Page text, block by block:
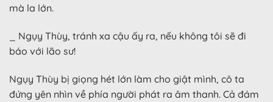
mà la lớn.
_ Ngụy Thùy, tránh xa cậu ấy ra, nếu không tôi sẽ đi
báo với lão sư!
Ngụy Thùy bị giọng hét lớn làm cho giật mình, cô ta
đứng yên nhìn về phía người phát ra âm thanh. Cả đám